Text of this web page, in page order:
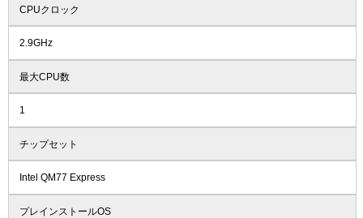
CPUクロック
2.9GHz
最大CPU数
1
チップセット
Intel QM77 Express
プレインストールOS